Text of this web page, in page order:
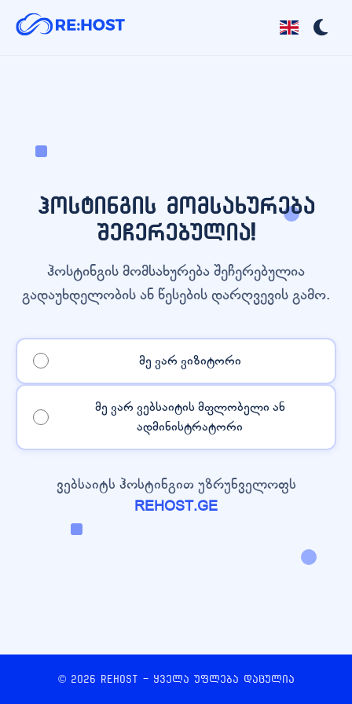
ჰოსტინგის მომსახურება
შეჩერებულია!
ჰოსტინგის მომსახურება შეჩერებულია
გადაუხდელობის ან წესების დარღვევის გამო.
მე ვარ ვიზიტორი
მე ვარ ვებსაიტის მფლობელი ან
ადმინისტრატორი
ვებსაიტს ჰოსტინგით უზრუნველოფს
REHOST.GE
© 2026 REHOST - ყველა უფლება დაცულია